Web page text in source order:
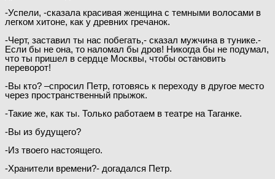
-Успели, -сказала красивая женщина с темными волосами в
легком хитоне, как у древних гречанок.
-Черт, заставил ты нас побегать,- сказал мужчина в тунике.-
Если бы не она, то наломал бы дров! Никогда бы не подумал,
что ты пришел в сердце Москвы, чтобы остановить
переворот!
-Вы кто? –спросил Петр, готовясь к переходу в другое место
через пространственный прыжок.
-Такие же, как ты. Только работаем в театре на Таганке.
-Вы из будущего?
-Из твоего настоящего.
-Хранители времени?- догадался Петр.